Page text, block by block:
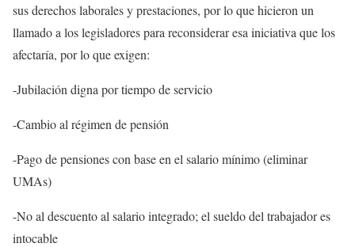
sus derechos laborales y prestaciones, por lo que hicieron un
llamado a los legisladores para reconsiderar esa iniciativa que los
afectaría, por lo que exigen:
-Jubilación digna por tiempo de servicio
-Cambio al régimen de pensión
-Pago de pensiones con base en el salario mínimo (eliminar
UMAs)
-No al descuento al salario integrado; el sueldo del trabajador es
intocable